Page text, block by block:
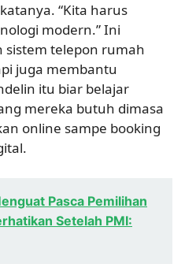
“Kita harus
modern.” Ini
telepon rumah
juga membantu
itu biar belajar
mereka butuh dimasa
online sampe booking
Pasca Pemilihan
Setelah PMI: